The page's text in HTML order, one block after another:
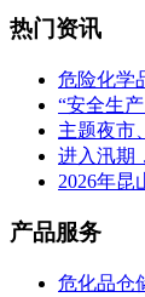
热门资讯
危险化学
“安全生
主题夜市
进入汛期
2026年昆
产品服务
危化品仓